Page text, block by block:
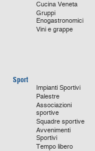
Cucina Veneta
Gruppi
Enogastronomici
Vini e grappe
Sport
Impianti Sportivi
Palestre
Associazioni
sportive
Squadre sportive
Avvenimenti
Sportivi
Tempo libero